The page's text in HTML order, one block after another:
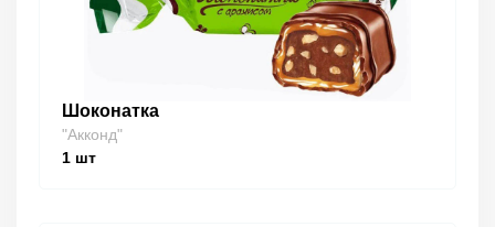
Шоконатка
"Акконд"
1 шт